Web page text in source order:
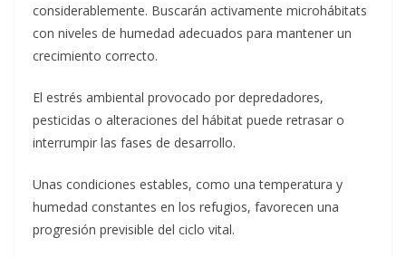
considerablemente. Buscarán activamente microhábitats
con niveles de humedad adecuados para mantener un
crecimiento correcto.
El estrés ambiental provocado por depredadores,
pesticidas o alteraciones del hábitat puede retrasar o
interrumpir las fases de desarrollo.
Unas condiciones estables, como una temperatura y
humedad constantes en los refugios, favorecen una
progresión previsible del ciclo vital.